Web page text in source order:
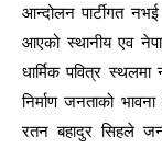
आन्दोलन पार्टीगत
आएको स्थानीय एव
धार्मिक पवित्र
निर्माण जनताको
रतन बहादुर सिहले